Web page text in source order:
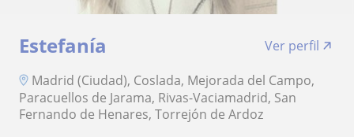
Estefanía
Ver perfil
Madrid (Ciudad), Coslada, Mejorada del Campo,
Paracuellos de Jarama, Rivas-Vaciamadrid, San
Fernando de Henares, Torrejón de Ardoz